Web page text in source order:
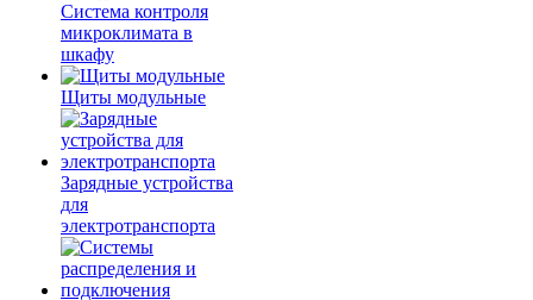
Система контроля
микроклимата в
шкафу
Щиты модульные
Зарядные устройства
для
электротранспорта